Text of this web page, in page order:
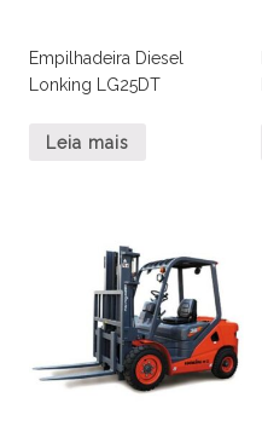
Empilhadeira Diesel
Lonking LG25DT
Leia mais